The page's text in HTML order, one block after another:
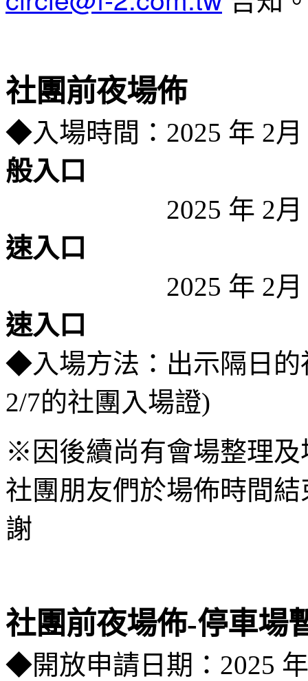
社團前夜場佈
◆入場時間：2025 年 2
般入口
2025 年 2
速入口
2025 年 2
速入口
◆入場方法：出示隔日的
2/7的社團入場證)
※因後續尚有會場整理
社團朋友們於場佈時間
謝
社團前夜場佈-停車場
◆開放申請日期：2025